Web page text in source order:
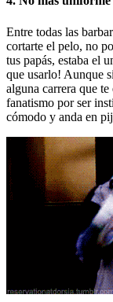
Entre todas las
cortarte el pelo, no
tus papás, estaba el
que usarlo! Aunque
alguna carrera que
fanatismo por ser
cómodo y anda en